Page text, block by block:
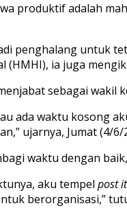
produktif adalah
penghalang untuk
ia juga
sebagai
ada waktu kosong
ujarnya, Jumat (4/6/
waktu dengan
aku tempel post it
berorganisasi,”